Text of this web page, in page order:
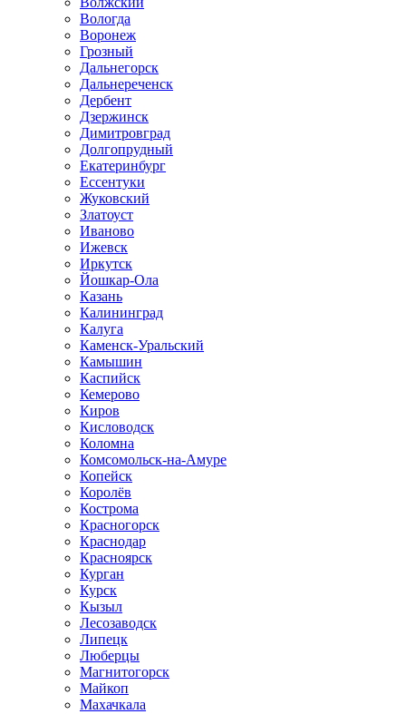
Вологда
Воронеж
Грозный
Дальнегорск
Дальнереченск
Дербент
Дзержинск
Димитровград
Долгопрудный
Екатеринбург
Ессентуки
Жуковский
Златоуст
Иваново
Ижевск
Иркутск
Йошкар-Ола
Казань
Калининград
Калуга
Каменск-Уральский
Камышин
Каспийск
Кемерово
Киров
Кисловодск
Коломна
Комсомольск-на-Амуре
Копейск
Королёв
Кострома
Красногорск
Краснодар
Красноярск
Курган
Курск
Кызыл
Лесозаводск
Липецк
Люберцы
Магнитогорск
Майкоп
Махачкала